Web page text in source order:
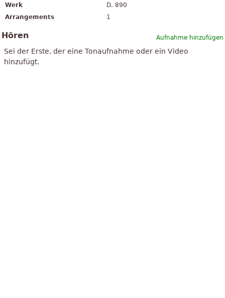
Werk
D. 890
Arrangements
1
Aufnahme hinzufügen
Hören
Sei der Erste, der eine Tonaufnahme oder ein Video
hinzufügt.